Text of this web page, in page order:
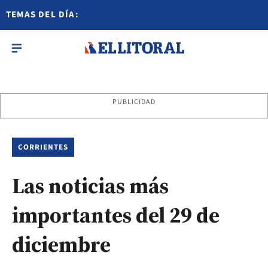
TEMAS DEL DÍA:
PUBLICIDAD
CORRIENTES
Las noticias más
importantes del 29 de
diciembre